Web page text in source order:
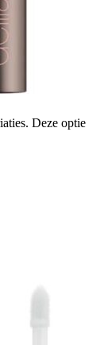
Deze optie